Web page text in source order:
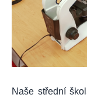
Naše střední